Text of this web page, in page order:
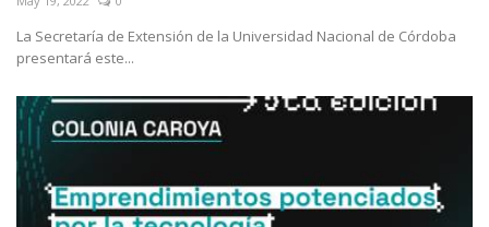
La Secretaría de Extensión de la Universidad Nacional de Córdoba
presentará este...